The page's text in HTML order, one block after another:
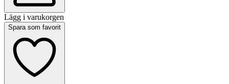
Lägg i varukorgen
Spara som favorit